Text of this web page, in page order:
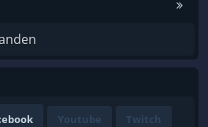
Youtube Twitch